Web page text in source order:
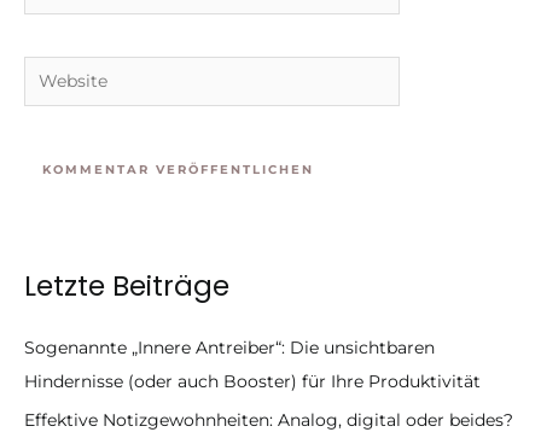
Mail*
Website
Letzte Beiträge
Sogenannte „Innere Antreiber“: Die unsichtbaren
Hindernisse (oder auch Booster) für Ihre Produktivität
Effektive Notizgewohnheiten: Analog, digital oder beides?